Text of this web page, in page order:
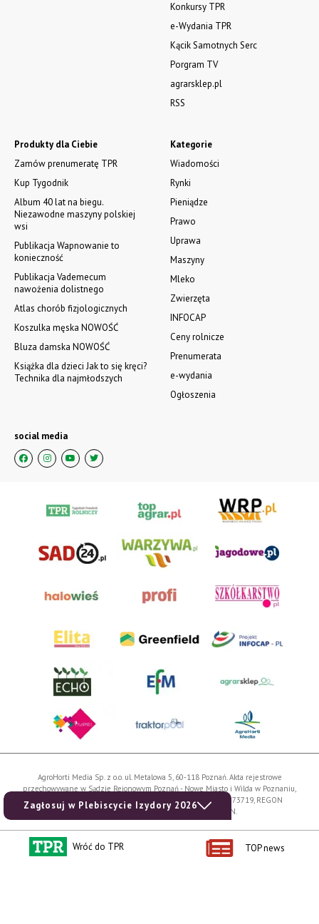
Zagłosuj w Plebiscycie Izydory 2026
Kategorie
Wiadomości
Rynki
Pieniądze
Prawo
Uprawa
Maszyny
Mleko
Zwierzęta
INFOCAP
Ceny rolnicze
Prenumerata
e-wydania
Ogłoszenia
Produkty dla Ciebie
Zamów prenumeratę TPR
Kup Tygodnik
Album 40 lat na biegu.
Niezawodne maszyny polskiej
wsi
Publikacja Wapnowanie to
konieczność
Publikacja Vademecum
nawożenia dolistnego
Atlas chorób fizjologicznych
Koszulka męska NOWOŚĆ
Bluza damska NOWOŚĆ
Książka dla dzieci Jak to się kręci?
Technika dla najmłodszych
Konkursy TPR
e-Wydania TPR
Kącik Samotnych Serc
Porgram TV
agrarsklep.pl
RSS
social media
AgroHorti Media Sp. z o.o. ul. Metalowa 5, 60-118 Poznań. Akta rejestrowe
przechowywane w Sądzie Rejonowym Poznań - Nowe Miasto i Wilda w Poznaniu,
VIII Wydziale Gospodarczym, KRS 0001116269, NIP 7792573719, REGON
529158846, kapitał zakładowy: 3.608.000 PLN.
AgroHorti Media Sp. z o.o, są zastrzeżone i chronione prawem autorskim,
kopiowanie i dalsze rozpowszechnianie treści jest zabronione. (art. 25 ust. 1 pkt 1b
Wróć do TPR TOP news